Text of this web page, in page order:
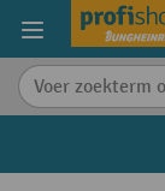
content